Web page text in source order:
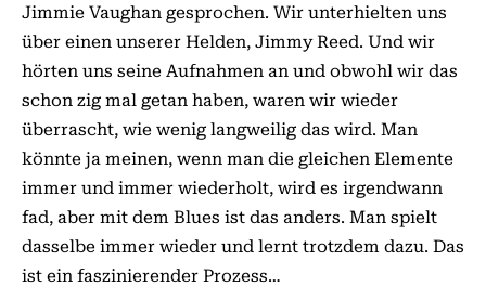
Jimmie Vaughan gesprochen. Wir unterhielten uns
über einen unserer Helden, Jimmy Reed. Und wir
hörten uns seine Aufnahmen an und obwohl wir das
schon zig mal getan haben, waren wir wieder
überrascht, wie wenig langweilig das wird. Man
könnte ja meinen, wenn man die gleichen Elemente
immer und immer wiederholt, wird es irgendwann
fad, aber mit dem Blues ist das anders. Man spielt
dasselbe immer wieder und lernt trotzdem dazu. Das
ist ein faszinierender Prozess…